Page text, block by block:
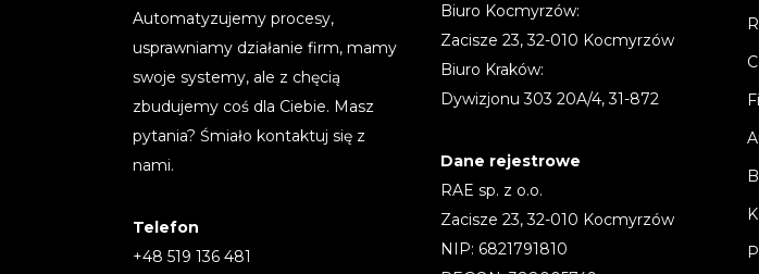
Automatyzujemy procesy,
usprawniamy działanie firm, mamy
swoje systemy, ale z chęcią
zbudujemy coś dla Ciebie. Masz
pytania? Śmiało kontaktuj się z
nami.
Telefon
+48 519 136 481
Biuro Kocmyrzów:
Zacisze 23, 32-010 Kocmyrzów
Biuro Kraków:
Dywizjonu 303 20A/4, 31-872
Dane rejestrowe
RAE sp. z o.o.
Zacisze 23, 32-010 Kocmyrzów
NIP: 6821791810